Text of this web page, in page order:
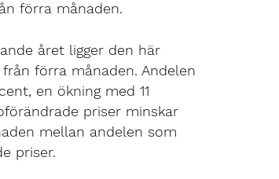
förra månaden.
året ligger den här
förra månaden. Andelen
en ökning med 11
priser minskar
mellan andelen som
priser.